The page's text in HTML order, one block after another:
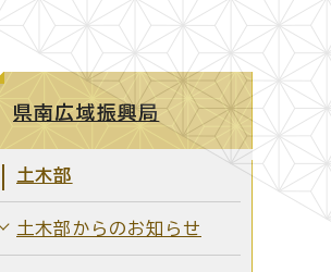
県南広域振興局
土木部
土木部からのお知らせ